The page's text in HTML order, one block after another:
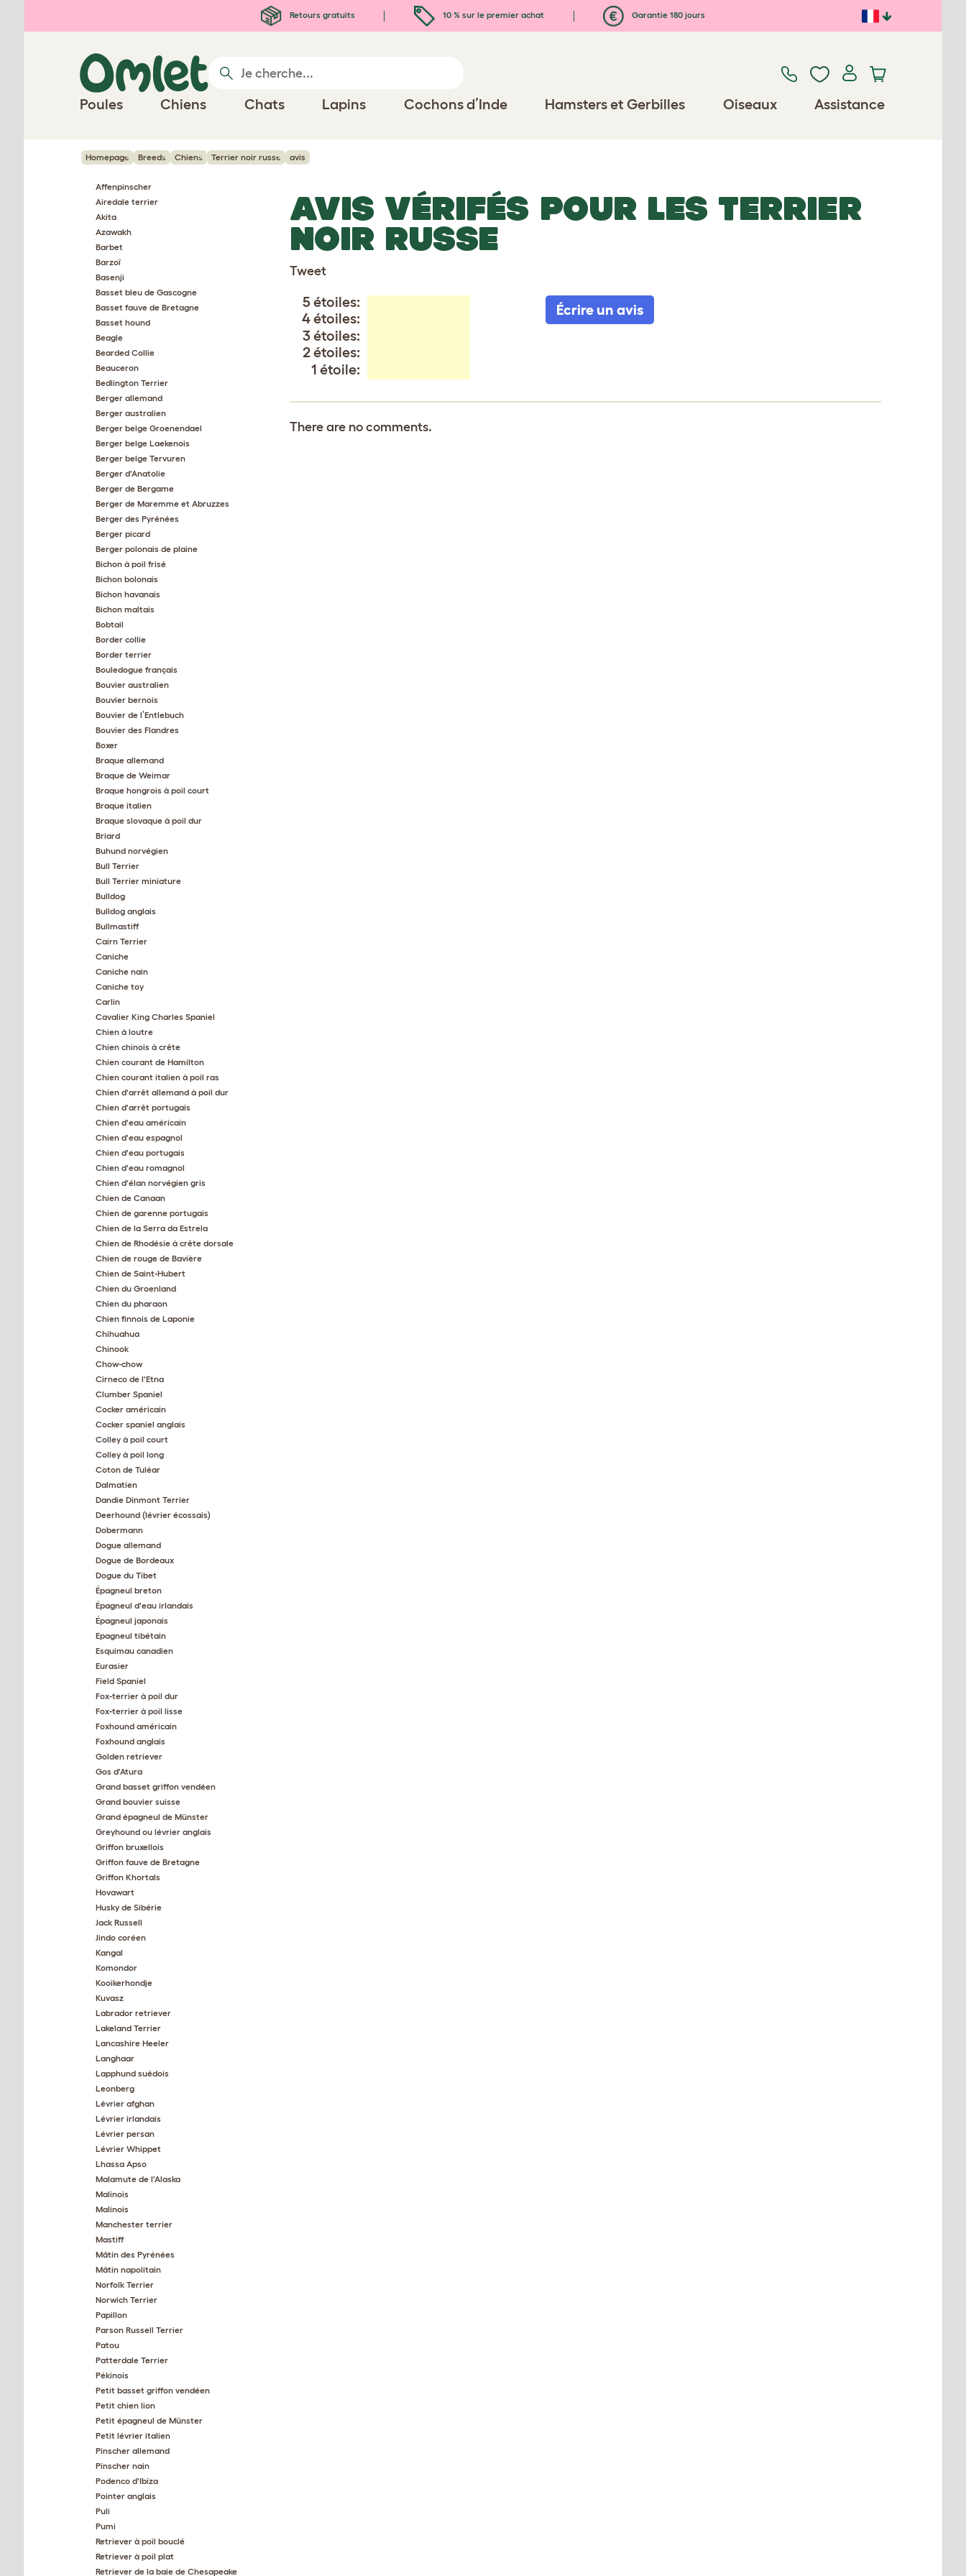
Retours gratuits 10 % sur le premier achat Garantie 180 jours
Poules Chiens Chats Lapins Cochons d’Inde Hamsters et Gerbilles Oiseaux Assistance
Homepage Breeds Chiens Terrier noir russe avis
Affenpinscher
Airedale terrier
Akita
Azawakh
Barbet
Barzoï
Basenji
Basset bleu de Gascogne
Basset fauve de Bretagne
Basset hound
Beagle
Bearded Collie
Beauceron
Bedlington Terrier
Berger allemand
Berger australien
Berger belge Groenendael
Berger belge Laekenois
Berger belge Tervuren
Berger d'Anatolie
Berger de Bergame
Berger de Maremme et Abruzzes
Berger des Pyrénées
Berger picard
Berger polonais de plaine
Bichon à poil frisé
Bichon bolonais
Bichon havanais
Bichon maltais
Bobtail
Border collie
Border terrier
Bouledogue français
Bouvier australien
Bouvier bernois
Bouvier de l’Entlebuch
Bouvier des Flandres
Boxer
Braque allemand
Braque de Weimar
Braque hongrois à poil court
Braque italien
Braque slovaque à poil dur
Briard
Buhund norvégien
Bull Terrier
Bull Terrier miniature
Bulldog
Bulldog anglais
Bullmastiff
Cairn Terrier
Caniche
Caniche nain
Caniche toy
Carlin
Cavalier King Charles Spaniel
Chien à loutre
Chien chinois à crête
Chien courant de Hamilton
Chien courant italien à poil ras
Chien d'arrêt allemand à poil dur
Chien d'arrêt portugais
Chien d'eau américain
Chien d'eau espagnol
Chien d'eau portugais
Chien d'eau romagnol
Chien d'élan norvégien gris
Chien de Canaan
Chien de garenne portugais
Chien de la Serra da Estrela
Chien de Rhodésie à crête dorsale
Chien de rouge de Bavière
Chien de Saint-Hubert
Chien du Groenland
Chien du pharaon
Chien finnois de Laponie
Chihuahua
Chinook
Chow-chow
Cirneco de l'Etna
Clumber Spaniel
Cocker américain
Cocker spaniel anglais
Colley à poil court
Colley à poil long
Coton de Tuléar
Dalmatien
Dandie Dinmont Terrier
Deerhound (lévrier écossais)
Dobermann
Dogue allemand
Dogue de Bordeaux
Dogue du Tibet
Épagneul breton
Épagneul d'eau irlandais
Épagneul japonais
Epagneul tibétain
Esquimau canadien
Eurasier
Field Spaniel
Fox-terrier à poil dur
Fox-terrier à poil lisse
Foxhound américain
Foxhound anglais
Golden retriever
Gos d'Atura
Grand basset griffon vendéen
Grand bouvier suisse
Grand épagneul de Münster
Greyhound ou lévrier anglais
Griffon bruxellois
Griffon fauve de Bretagne
Griffon Khortals
Hovawart
Husky de Sibérie
Jack Russell
Jindo coréen
Kangal
Komondor
Kooikerhondje
Kuvasz
Labrador retriever
Lakeland Terrier
Lancashire Heeler
Langhaar
Lapphund suédois
Leonberg
Lévrier afghan
Lévrier irlandais
Lévrier persan
Lévrier Whippet
Lhassa Apso
Malamute de l'Alaska
Malinois
Malinois
Manchester terrier
Mastiff
Mâtin des Pyrénées
Mâtin napolitain
Norfolk Terrier
Norwich Terrier
Papillon
Parson Russell Terrier
Patou
Patterdale Terrier
Pékinois
Petit basset griffon vendéen
Petit chien lion
Petit épagneul de Münster
Petit lévrier italien
Pinscher allemand
Pinscher nain
Podenco d'Ibiza
Pointer anglais
Puli
Pumi
Retriever à poil bouclé
Retriever à poil plat
Retriever de la baie de Chesapeake
AVIS VÉRIFÉS POUR LES TERRIER
NOIR RUSSE
Tweet
5 étoiles:
4 étoiles:
3 étoiles:
2 étoiles:
1 étoile:
Écrire un avis
There are no comments.